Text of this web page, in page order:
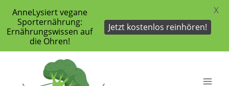
AnneLysiert vegane
Sporternährung:
Ernährungswissen auf
die Ohren!
Jetzt kostenlos reinhören!
X